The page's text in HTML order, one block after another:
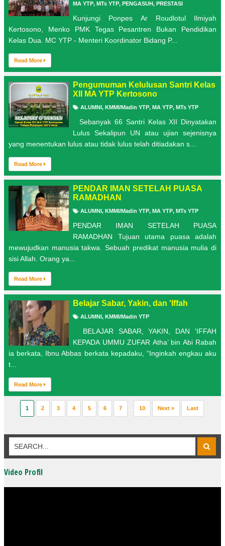
MA YTP, MTs YTP, PENGASUH, PRESTASI
Kunjungi Ponpes Ar Roudlotul Ilmiyah
Kertosono, Menko PMK Tegas Pesantren Bukan Pendidikan
Kelas Dua. MC YTP - Menteri Koordinator Bidang P...
Read More
Pengumuman Kelulusan Santri Kelas
XII MA YTP Kertosono
ALUMNI, KMMI/Madin YTP, MA YTP, MTs YTP
Sebanyak 66 Santri Kelas XII Dinyatakan
Lulus Sekalipun UN atau ujian sejenisnya
yang menentukan lulus atau tidak lulus telah ditiadakan s...
Read More
PENDAR IMAN SETELAH PUASA
RAMADHAN
ALUMNI, KMMI/Madin YTP, MA YTP, MTs YTP
PENDAR IMAN SETELAH PUASA
RAMADHAN Tujuan utama puasa adalah
mewujudkan manusia takwa. Sebuah predikat manusia mulia di
sisi Allah. Orang ya...
Read More
Belajar Sabar, Yakin, dan 'Iffah
ALUMNI, KMMI/Madin YTP
BELAJAR SABAR, YAKIN, DAN 'IFFAH
KEPADA UMMU ZUFAR Atha’ bin Abi Rabah
ia berkata, Ibnu Abbas berkata kepadaku, “Inginkah engkau aku
t...
Read More
1 2 3 4 5 6 7 10 Next » Last
Video Profil